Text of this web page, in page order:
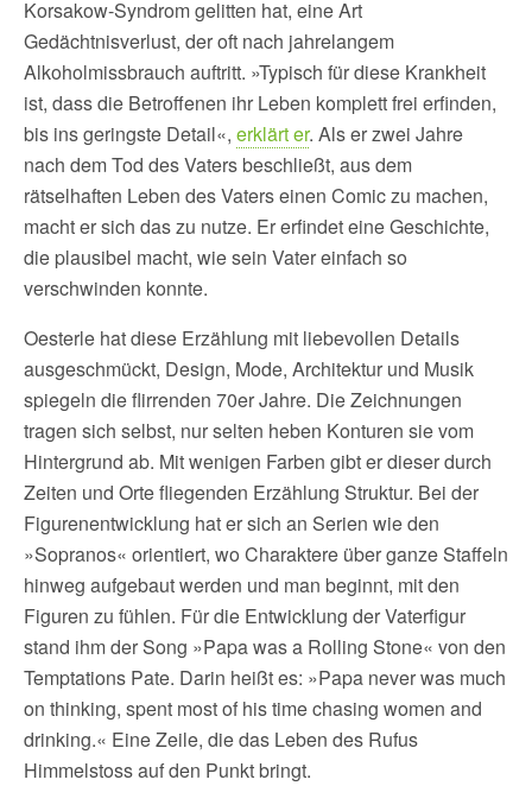
Korsakow-Syndrom gelitten hat, eine Art
Gedächtnisverlust, der oft nach jahrelangem
Alkoholmissbrauch auftritt. »Typisch für diese Krankheit
ist, dass die Betroffenen ihr Leben komplett frei erfinden,
bis ins geringste Detail«, erklärt er. Als er zwei Jahre
nach dem Tod des Vaters beschließt, aus dem
rätselhaften Leben des Vaters einen Comic zu machen,
macht er sich das zu nutze. Er erfindet eine Geschichte,
die plausibel macht, wie sein Vater einfach so
verschwinden konnte.
Oesterle hat diese Erzählung mit liebevollen Details
ausgeschmückt, Design, Mode, Architektur und Musik
spiegeln die flirrenden 70er Jahre. Die Zeichnungen
tragen sich selbst, nur selten heben Konturen sie vom
Hintergrund ab. Mit wenigen Farben gibt er dieser durch
Zeiten und Orte fliegenden Erzählung Struktur. Bei der
Figurenentwicklung hat er sich an Serien wie den
»Sopranos« orientiert, wo Charaktere über ganze Staffeln
hinweg aufgebaut werden und man beginnt, mit den
Figuren zu fühlen. Für die Entwicklung der Vaterfigur
stand ihm der Song »Papa was a Rolling Stone« von den
Temptations Pate. Darin heißt es: »Papa never was much
on thinking, spent most of his time chasing women and
drinking.« Eine Zeile, die das Leben des Rufus
Himmelstoss auf den Punkt bringt.